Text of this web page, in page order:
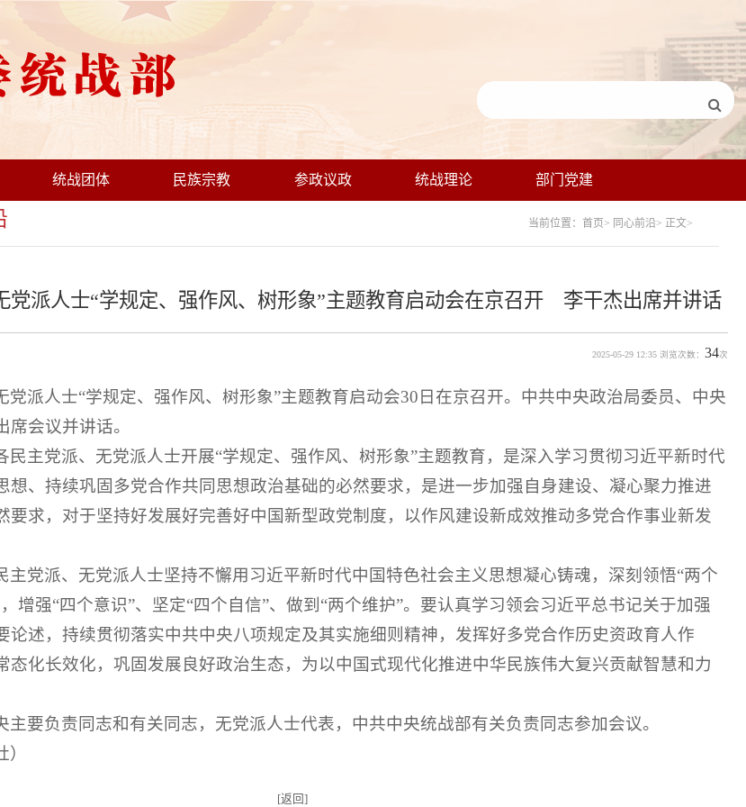
统战团体 民族宗教 参政议政 统战理论 部门党建
当前位置：首页> 同心前沿> 正文>
党派人士“学规定、强作风、树形象”主题教育启动会在京召开 李干杰出席并讲话
2025-05-29 12:35 浏览次数： 34次
党派人士“学规定、强作风、树形象”主题教育启动会30日在京召开。中共中央政治局委员、中央
会议并讲话。
民主党派、无党派人士开展“学规定、强作风、树形象”主题教育，是深入学习贯彻习近平新时代
想、持续巩固多党合作共同思想政治基础的必然要求，是进一步加强自身建设、凝心聚力推进
要求，对于坚持好发展好完善好中国新型政党制度，以作风建设新成效推动多党合作事业新发
主党派、无党派人士坚持不懈用习近平新时代中国特色社会主义思想凝心铸魂，深刻领悟“两个
增强“四个意识”、坚定“四个自信”、做到“两个维护”。要认真学习领会习近平总书记关于加强
论述，持续贯彻落实中共中央八项规定及其实施细则精神，发挥好多党合作历史资政育人作
态化长效化，巩固发展良好政治生态，为以中国式现代化推进中华民族伟大复兴贡献智慧和力
主要负责同志和有关同志，无党派人士代表，中共中央统战部有关负责同志参加会议。
）
[返回]